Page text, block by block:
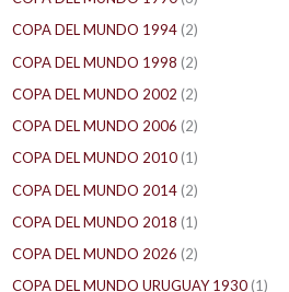
COPA DEL MUNDO 1994 (2)
COPA DEL MUNDO 1998 (2)
COPA DEL MUNDO 2002 (2)
COPA DEL MUNDO 2006 (2)
COPA DEL MUNDO 2010 (1)
COPA DEL MUNDO 2014 (2)
COPA DEL MUNDO 2018 (1)
COPA DEL MUNDO 2026 (2)
COPA DEL MUNDO URUGUAY 1930 (1)